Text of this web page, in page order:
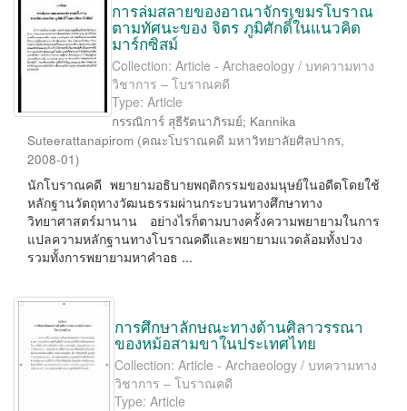
การล่มสลายของอาณาจักรเขมรโบราณ
ตามทัศนะของ จิตร ภูมิศักดิ์ในแนวคิด
มาร์กซิสม์
Collection: Article - Archaeology / บทความทาง
วิชาการ – โบราณคดี
Type: Article
กรรณิการ์ สุธีรัตนาภิรมย์; Kannika
Suteerattanapirom (คณะโบราณคดี มหาวิทยาลัยศิลปากร,
2008-01)
นักโบราณคดี พยายามอธิบายพฤติกรรมของมนุษย์ในอดีตโดยใช้
หลักฐานวัตถุทางวัฒนธรรมผ่านกระบวนทางศึกษาทาง
วิทยาศาสตร์มานาน อย่างไรก็ตามบางครั้งความพยายามในการ
แปลความหลักฐานทางโบราณคดีและพยายามแวดล้อมทั้งปวง
รวมทั้งการพยายามหาคำอธ ...
การศึกษาลักษณะทางด้านศิลาวรรณา
ของหม้อสามขาในประเทศไทย
Collection: Article - Archaeology / บทความทาง
วิชาการ – โบราณคดี
Type: Article